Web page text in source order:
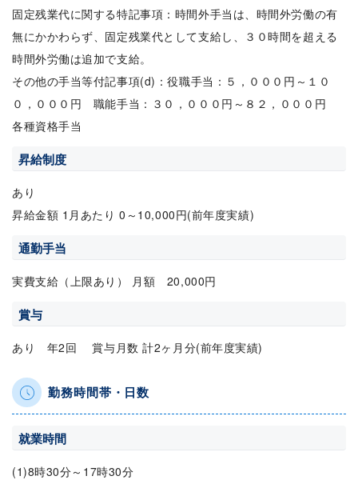
固定残業代に関する特記事項：時間外手当は、時間外労働の有
無にかかわらず、固定残業代として支給し、３０時間を超える
時間外労働は追加で支給。
その他の手当等付記事項(d)：役職手当：５，０００円～１０
０，０００円 職能手当：３０，０００円～８２，０００円
各種資格手当
昇給制度
あり
昇給金額 1月あたり 0～10,000円(前年度実績)
通勤手当
実費支給（上限あり） 月額 20,000円
賞与
あり 年2回 賞与月数 計2ヶ月分(前年度実績)
勤務時間帯・日数
就業時間
(1)8時30分～17時30分